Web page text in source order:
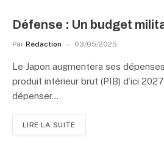
Défense : Un budget
Par Rédaction 03/05/2025
Le Japon augmentera ses
produit intérieur brut (PIB) d’ici
dépenser…
LIRE LA SUITE